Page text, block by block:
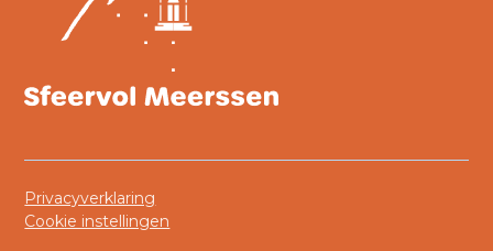
Privacyverklaring
Cookie instellingen